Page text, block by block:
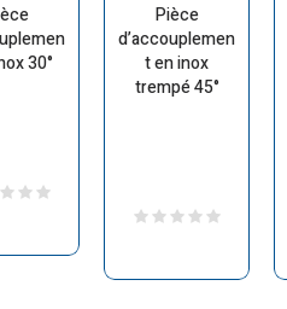
30°
Pièce
d’accouplemen
t en inox
trempé 45°